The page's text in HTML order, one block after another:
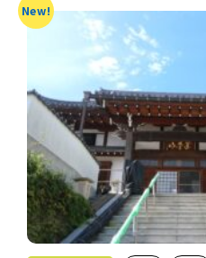
New!